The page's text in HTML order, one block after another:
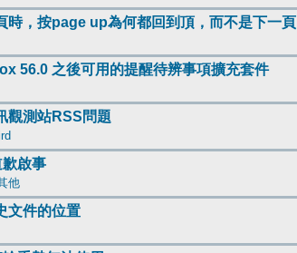
時，按page up為何都回到頂，而不是下一頁
56.0 之後可用的提醒待辨事項擴充套件
觀測站RSS問題
歉啟事
他
文件的位置